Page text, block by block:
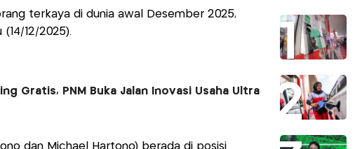
terkaya di dunia awal Desember 2025,
12/2025).
Gratis, PNM Buka Jalan Inovasi Usaha Ultra
dan Michael Hartono) berada di posisi